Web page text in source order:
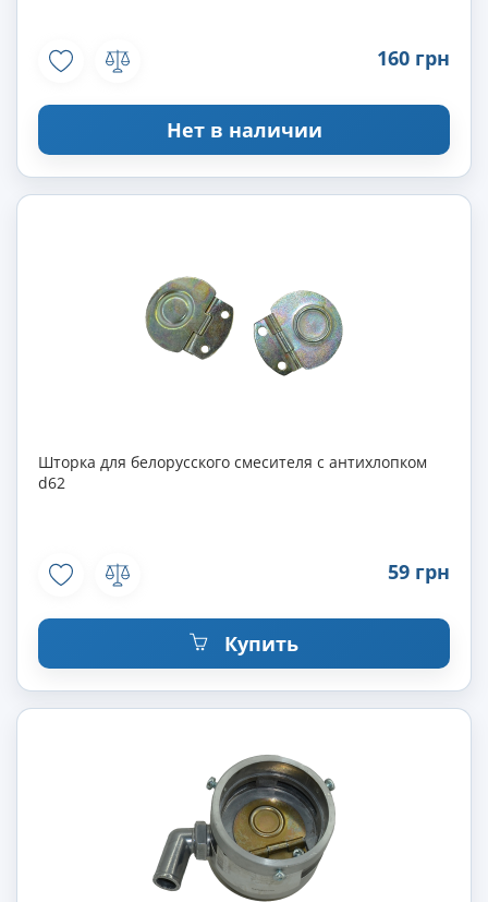
160 грн
Нет в наличии
Шторка для белорусского смесителя с антихлопком
d62
59 грн
Купить